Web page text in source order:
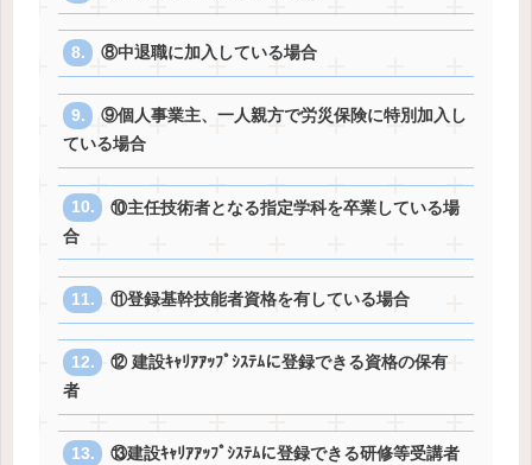
⑧中退職に加入している場合
⑨個人事業主、一人親方で労災保険に特別加入し
ている場合
⑩主任技術者となる指定学科を卒業している場
合
⑪登録基幹技能者資格を有している場合
⑫ 建設ｷｬﾘｱｱｯﾌﾟｼｽﾃﾑに登録できる資格の保有
者
⑬建設ｷｬﾘｱｱｯﾌﾟｼｽﾃﾑに登録できる研修等受講者